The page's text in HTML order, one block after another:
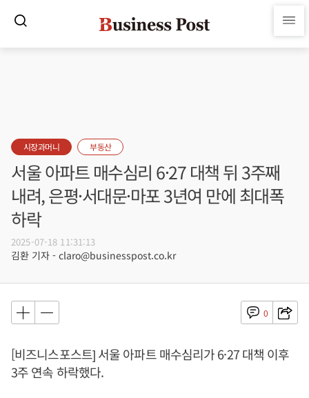
시장과머니 부동산
서울 아파트 매수심리 6·27 대책 뒤 3주째
내려, 은평·서대문·마포 3년여 만에 최대폭
하락
2025-07-18 11:31:13
김환 기자 - claro@businesspost.co.kr
0
[비즈니스포스트] 서울 아파트 매수심리가 6·27 대책 이후
3주 연속 하락했다.